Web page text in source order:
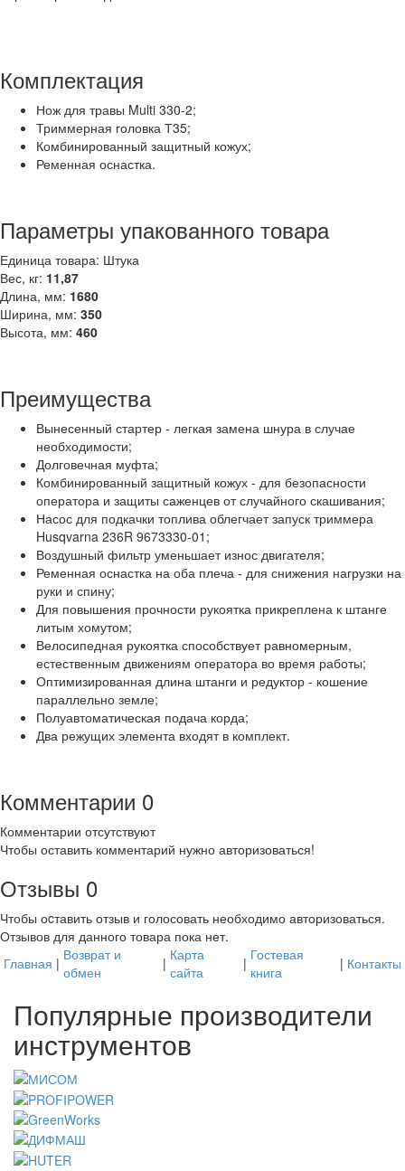
Комплектация
Нож для травы Multi 330-2;
Триммерная головка Т35;
Комбинированный защитный кожух;
Ременная оснастка.
Параметры упакованного товара
Единица товара: Штука
Вес, кг: 11,87
Длина, мм: 1680
Ширина, мм: 350
Высота, мм: 460
Преимущества
Вынесенный стартер - легкая замена шнура в случае
необходимости;
Долговечная муфта;
Комбинированный защитный кожух - для безопасности
оператора и защиты саженцев от случайного скашивания;
Насос для подкачки топлива облегчает запуск триммера
Husqvarna 236R 9673330-01;
Воздушный фильтр уменьшает износ двигателя;
Ременная оснастка на оба плеча - для снижения нагрузки на
руки и спину;
Для повышения прочности рукоятка прикреплена к штанге
литым хомутом;
Велосипедная рукоятка способствует равномерным,
естественным движениям оператора во время работы;
Оптимизированная длина штанги и редуктор - кошение
параллельно земле;
Полуавтоматическая подача корда;
Два режущих элемента входят в комплект.
Комментарии 0
Комментарии отсутствуют
Чтобы оставить комментарий нужно авторизоваться!
Отзывы 0
Чтобы оcтавить отзыв и голосовать необходимо авторизоваться.
Отзывов для данного товара пока нет.
Главная | Возврат и
обмен
| Карта
сайта
| Гостевая
книга
| Контакты
Популярные производители
инструментов